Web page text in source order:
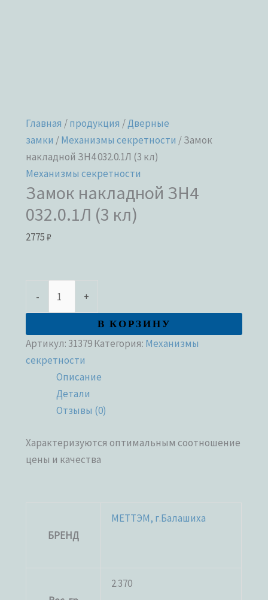
Главная /продукция /Дверные
замки /Механизмы секретности / Замок
накладной ЗН4 032.0.1Л (3 кл)
Механизмы секретности
Замок накладной ЗН4
032.0.1Л (3 кл)
2775₽
- +
В КОРЗИНУ
Артикул:31379Категория: Механизмы
секретности
Описание
Детали
Отзывы (0)
Характеризуются оптимальным соотношение
цены и качества
БРЕНД
МЕТТЭМ, г.Балашиха
2.370